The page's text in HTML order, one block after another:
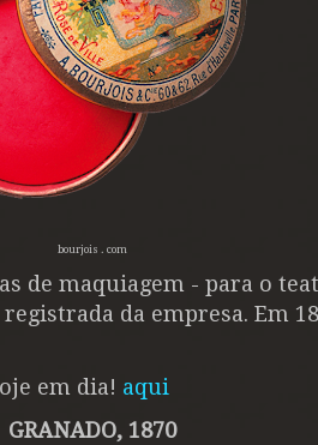
bourjois . com
de maquiagem - para o
da empresa. Em
em dia! aqui
GRANADO, 1870